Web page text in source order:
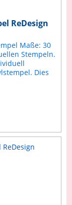
ReDesign
Maße: 30
Stempeln.
Dies